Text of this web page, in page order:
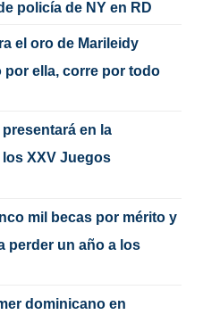
policía de NY en RD
el oro de Marileidy
por ella, corre por todo
en la
XXV Juegos
mil becas por mérito y
perder un año a los
dominicano en